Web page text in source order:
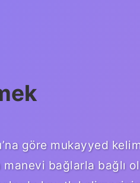
göre mukayyed
bağlarla bağlı